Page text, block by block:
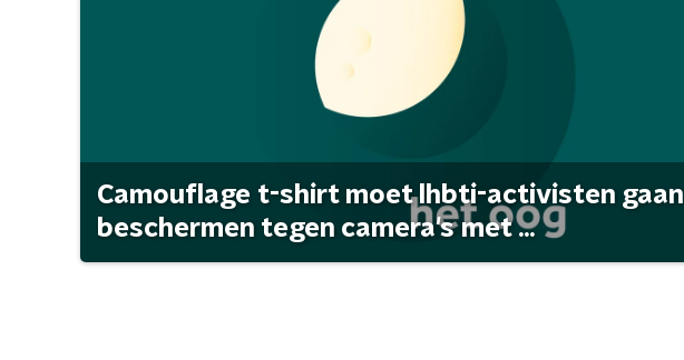
Camouflage t-shirt moet lhbti-activisten gaan
beschermen tegen camera's met ...